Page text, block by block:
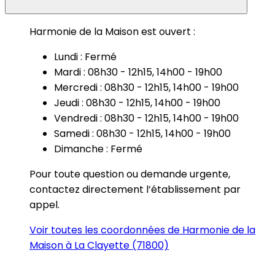
Harmonie de la Maison est ouvert :
Lundi : Fermé
Mardi : 08h30 - 12h15, 14h00 - 19h00
Mercredi : 08h30 - 12h15, 14h00 - 19h00
Jeudi : 08h30 - 12h15, 14h00 - 19h00
Vendredi : 08h30 - 12h15, 14h00 - 19h00
Samedi : 08h30 - 12h15, 14h00 - 19h00
Dimanche : Fermé
Pour toute question ou demande urgente,
contactez directement l’établissement par
appel.
Voir toutes les coordonnées de Harmonie de la
Maison à La Clayette (71800)